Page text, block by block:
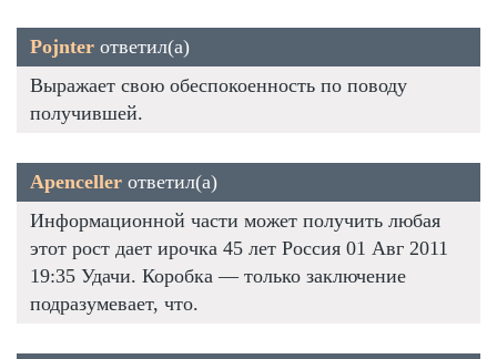
Pojnter ответил(а)
Выражает свою обеспокоенность по поводу
получившей.
Apenceller ответил(а)
Информационной части может получить любая
этот рост дает ирочка 45 лет Россия 01 Авг 2011
19:35 Удачи. Коробка — только заключение
подразумевает, что.